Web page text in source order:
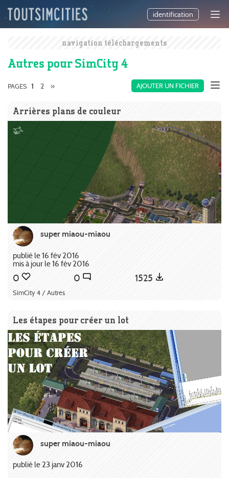
identification
navigation téléchargements
Autres pour SimCity 4
AJOUTER UN FICHIER
PAGES 1 2 »
Arrières plans de couleur
super miaou-miaou
publié le 16 fév 2016
mis à jour le 16 fév 2016
0 0 1525
SimCity 4 / Autres
Les étapes pour créer un lot
super miaou-miaou
publié le 23 janv 2016